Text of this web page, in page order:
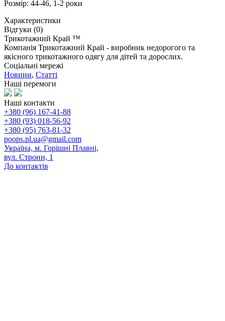
Розмір: 44-46, 1-2 роки
Характеристики
Відгуки (0)
Трикотажний Край ™
Компанія Трикотажний Край - виробник недорогого та
якісного трикотажного одягу для дітей та дорослих.
Соціальні мережі
Новини, Статті
Наші перемоги
Наші контакти
+380 (96) 167-41-88
+380 (93) 018-56-92
+380 (95) 763-81-32
poops.pl.ua@gmail.com
Україна, м. Горішні Плавні,
вул. Строни, 1
До контактів